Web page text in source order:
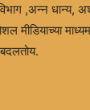
,अन्न धान्य,
मीडियाच्या